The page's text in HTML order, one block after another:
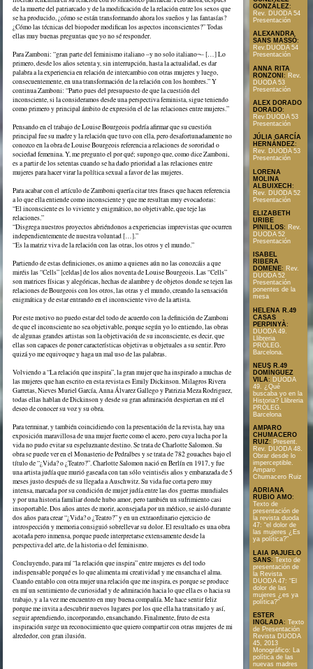
de la muerte del patriarcado y de la modificación de la relación entre los sexos que
se ha producido, ¿cómo se están transformando ahora los sueños y las fantasías?
¿Cómo las técnicas del biopoder modifican los aspectos inconscientes?” Todas
ellas muy buenas preguntas que yo no sé responder.
Para Zamboni: “gran parte del feminismo italiano –y no solo italiano¬– […] Lo
primero, desde los años setenta y, sin interrupción, hasta la actualidad, es dar
palabra a la experiencia en relación de intercambio con otras mujeres y luego,
consecuentemente, en una transformación de la relación con los hombres.” Y
continua Zamboni: “Parto pues del presupuesto de que la cuestión del
inconsciente, si la consideramos desde una perspectiva feminista, sigue teniendo
como primero y principal ámbito de expresión el de las relaciones entre mujeres.”
Pensando en el trabajo de Louise Bourgeois podría afirmar que su cuestión
principal fue su madre y la relación que tuvo con ella, pero desafortunadamente no
conozco en la obra de Louise Bourgeois referencia a relaciones de sororidad o
sociedad femenina. Y, me pregunto el por qué; supongo que, como dice Zamboni,
es a partir de los setentas cuando se ha dado prioridad a las relaciones entre
mujeres para hacer virar la política sexual a favor de las mujeres.
Para acabar con el artículo de Zamboni quería citar tres frases que hacen referencia
a lo que ella entiende como inconsciente y que me resultan muy evocadoras:
“El inconsciente es lo viviente y enigmático, no objetivable, que teje las
relaciones.”
“Disgrega nuestros proyectos abriéndonos a experiencias imprevistas que ocurren
independientemente de nuestra voluntad […].”
“Es la matriz viva de la relación con las otras, los otros y el mundo.”
Partiendo de estas definiciones, os animo a quienes aún no las conozcáis a que
miréis las “Cells” [celdas] de los años noventa de Louise Bourgeois. Las “Cells”
son matrices físicas y alegóricas, hechas de alambre y de objetos donde se tejen las
relaciones de Bourgeois con los otros, las otras y el mundo, creando la sensación
enigmática y de estar entrando en el inconsciente vivo de la artista.
Por este motivo no puedo estar del todo de acuerdo con la definición de Zamboni
de que el inconsciente no sea objetivable, porque según yo lo entiendo, las obras
de algunas grandes artistas son la objetivación de su inconsciente, es decir, que
ellas son capaces de poner características objetivas u objetuales a su sentir. Pero
quizá yo me equivoque y haga un mal uso de las palabras.
Volviendo a “La relación que inspira”, la gran mujer que ha inspirado a muchas de
las mujeres que han escrito en esta revista es Emily Dickinson. Milagros Rivera
Garretas, Nieves Muriel García, Anna Álvarez Gallego y Patrizia Meza Rodriguez,
todas ellas hablan de Dickinson y desde su gran admiración despiertan en mí el
deseo de conocer su voz y su obra.
Para terminar, y también coincidiendo con la presentación de la revista, hay una
exposición maravillosa de una mujer fuerte como el acero, pero cuya lucha por la
vida no pudo evitar su espeluznante destino. Se trata de Charlotte Salomon. Su
obra se puede ver en el Monasterio de Pedralbes y se trata de 782 gouaches bajo el
título de “¿Vida? o ¿Teatro?”. Charlotte Salomon nació en Berlín en 1917, y fue
una artista judía que murió gaseada con tan sólo veintiséis años y embarazada de 5
meses justo después de su llegada a Auschwitz. Su vida fue corta pero muy
intensa, marcada por su condición de mujer judía entre las dos guerras mundiales
y por una historia familiar donde hubo amor, pero también un sufrimiento casi
insoportable. Dos años antes de morir, aconsejada por un médico, se aisló durante
dos años para crear “¿Vida? o ¿Teatro?” y en un extraordinario ejercicio de
introspección y memoria consiguió sobrellevar su dolor. El resultado es una obra
acotada pero inmensa, porque puede interpretarse extensamente desde la
perspectiva del arte, de la historia o del feminismo.
Concluyendo, para mí “la relación que inspira” entre mujeres es del todo
indispensable porqué es lo que alimenta mi creatividad y me ensancha el alma.
Cuando entablo con otra mujer una relación que me inspira, es porque se produce
en mí un sentimiento de curiosidad y de admiración hacia lo que ella es o hacia su
trabajo, y a la vez me encuentro en muy buena compañía. Me hace sentir feliz
porque me invita a descubrir nuevos lugares por los que ella ha transitado y así,
seguir aprendiendo, incorporando, ensanchando. Finalmente, fruto de esta
inspiración surge un reconocimiento que quiero compartir con otras mujeres de mi
alrededor, con gran ilusión.
GONZÁLEZ:
Rev. DUODA 54
Presentación
ALEXANDRA
SANS MASSÓ:
Rev.DUODA 54
Presentación
ANNA RITA
RONZONI : Rev.
DUODA 53
Presentación
ALEX DORADO
DORADO:
Rev.DUODA 53
Presentación
JÚLIA GARCÍA
HERNÁNDEZ:
Rev. DUODA 53
Presentación
LORENA
MOLINA
ALBUIXECH :
Rev. DUODA 52
Presentación
ELIZABETH
URIBE
PINILLOS: Rev.
DUODA 52
Presentación
ISABEL
RIBERA
DOMENE: Rev.
DUODA 52
Presentación
ponentes de la
mesa
HELENA R.49
CASAS
PERPINYÀ:
DUODA 49.
Llibreria
PRÒLEG.
Barcelona.
NEUS R.49
DOMÍNGUEZ
VILA: DUODA
49. ¿Qué
buscaba yo en la
Historia? Llibreria
PRÒLEG.
Barcelona
AMPARO
CHUMACERO
RUIZ: Present.
Rev. DUODA 48.
Obrar desde lo
imperceptible.
Amparo
Chumacero Ruiz
ADRIANA
RUBIO AMO:
Texto de
presentación de
la revista duoda
47: “el dolor de
las mujeres ¿Es
ya política?”
LAIA PAJUELO
SANS: Texto de
presentación de
la Revista
DUODA 47: “El
dolor de las
mujeres ¿es ya
política?”
ESTER
INGLADA: Texto
de Presentación
Revista DUODA
45, 2013
Monográfico: La
política de las
nuevas madres